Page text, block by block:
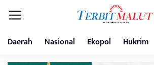
Daerah Nasional Ekopol Hukrim